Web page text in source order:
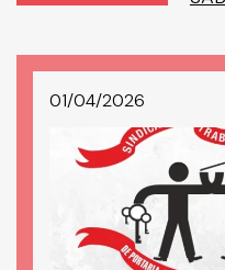
01/04/2026